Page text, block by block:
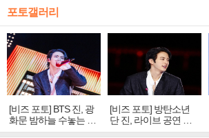
포토갤러리
[비즈 포토] BTS 진, 광
화문 밤하늘 수놓는 '비
주얼 킹'의 열창
[비즈 포토] 방탄소년
단 진, 라이브 공연 중
빛나는 독보적 아우라